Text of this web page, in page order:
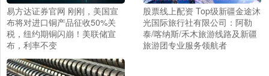
易方达证券官网 刚刚，美国宣
布将对进口铜产品征收50%关
税，纽约期铜闪崩！美联储宣
布，利率不变
股票线上配资 Top级新疆金途沐
光国际旅行社有限公司：阿勒
泰/喀纳斯/禾木旅游线路及新疆
旅游团专业服务领航者